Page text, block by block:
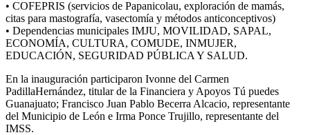
• COFEPRIS (servicios de Papanicolau, exploración de mamás,
citas para mastografía, vasectomía y métodos anticonceptivos)
• Dependencias municipales IMJU, MOVILIDAD, SAPAL,
ECONOMÍA, CULTURA, COMUDE, INMUJER,
EDUCACIÓN, SEGURIDAD PÚBLICA Y SALUD.
En la inauguración participaron Ivonne del Carmen
PadillaHernández, titular de la Financiera y Apoyos Tú puedes
Guanajuato; Francisco Juan Pablo Becerra Alcacio, representante
del Municipio de León e Irma Ponce Trujillo, representante del
IMSS.